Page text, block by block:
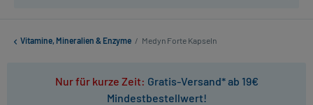
Vitamine, Mineralien & Enzyme / Medyn Forte Kapseln
Nur für kurze Zeit: Gratis-Versand* ab 19€
Mindestbestellwert!